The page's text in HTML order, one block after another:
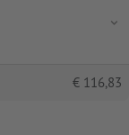
€ 116,83